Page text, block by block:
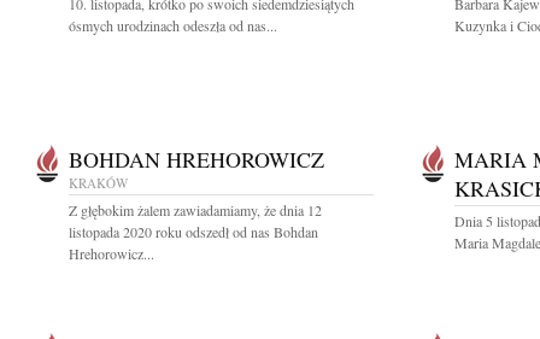
ósmych urodzinach odeszła od nas...
Kuzynka i
BOHDAN HREHOROWICZ
KRAKÓW
Z głębokim żalem zawiadamiamy, że dnia 12
listopada 2020 roku odszedł od nas Bohdan
Hrehorowicz...
MARIA
Dnia 5
Maria